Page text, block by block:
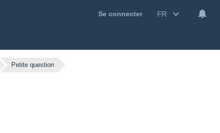
Se connecter FR
Petite question